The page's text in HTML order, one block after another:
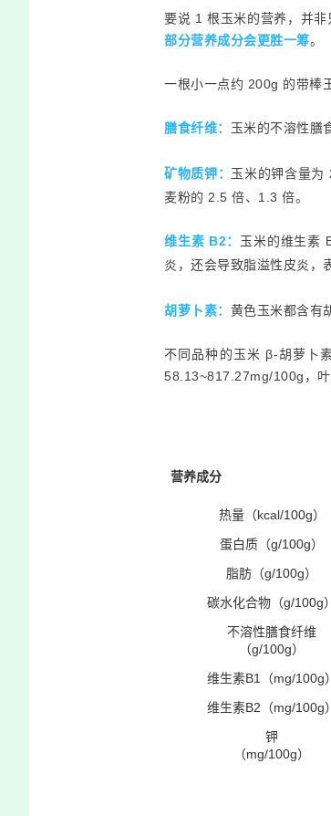
要说 1 根玉米的营养，并
部分营养成分会更胜一筹。
一根小一点约 200g 的带棒
膳食纤维： 玉米的不溶性膳
矿物质钾： 玉米的钾含量为
麦粉的 2.5 倍、1.3 倍。
维生素 B2： 玉米的维生素
炎，还会导致脂溢性皮炎，
胡萝卜素： 黄色玉米都含有
不同品种的玉米 β-胡萝卜
58.13~817.27mg/100g，
营养成分
热量（kcal/100g）
蛋白质（g/100g）
脂肪（g/100g）
碳水化合物（g/100g）
不溶性膳食纤维
（g/100g）
维生素B1（mg/100g）
维生素B2（mg/100g）
钾
（mg/100g）